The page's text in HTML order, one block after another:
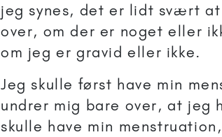
jeg synes, det er lidt svært
over, om der er noget eller
om jeg er gravid eller ikke.
Jeg skulle først have min
undrer mig bare over, at jeg
skulle have min